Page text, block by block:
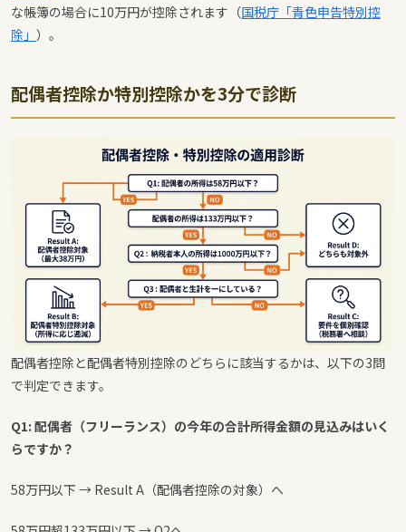
な帳簿の場合に10万円が控除されます（国税庁「青色申告特別控
除」 ）。
配偶者控除か特別控除かを3分で診断
配偶者控除と配偶者特別控除のどちらに該当するかは、以下の3問
で判定できます。
Q1: 配偶者（フリーランス）の今年の合計所得金額の見込みはいく
らですか？
58万円以下 → Result A（配偶者控除の対象）へ